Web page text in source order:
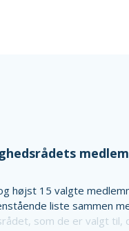
højst 15 valgte
liste sammen
som de er valgt til,